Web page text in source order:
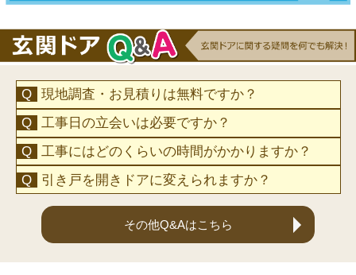
現地調査・お見積りは無料ですか？
工事日の立会いは必要ですか？
工事にはどのくらいの時間がかかりますか？
引き戸を開きドアに変えられますか？
その他Q&Aはこちら